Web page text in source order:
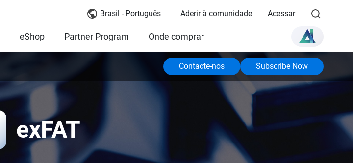
Brasil - Português Aderir à comunidade Acessar
eShop Partner Program Onde comprar
Contacte-nos Subscribe Now
exFAT